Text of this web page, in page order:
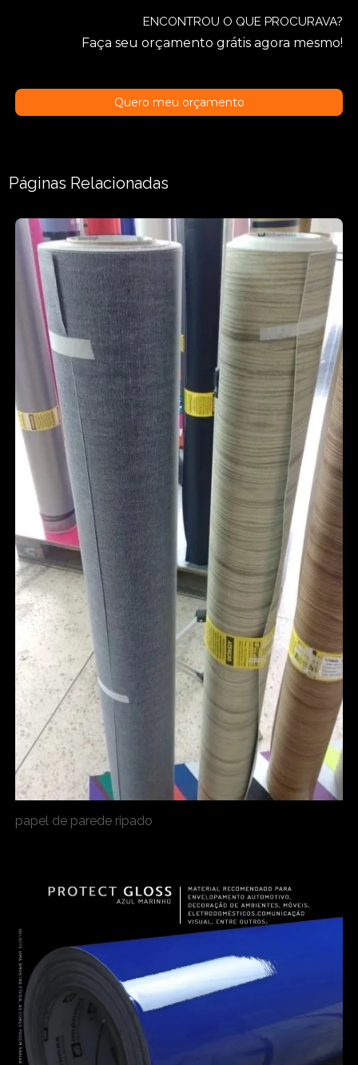
ENCONTROU O QUE PROCURAVA?
Faça seu orçamento grátis agora mesmo!
Quero meu orçamento
Páginas Relacionadas
papel de parede ripado